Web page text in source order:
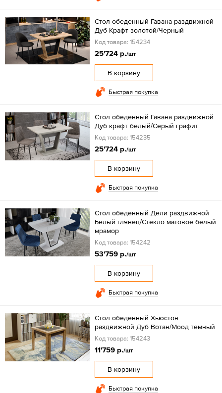
Стол обеденный Гавана раздвижной
Дуб Крафт золотой/Черный
Код товара: 154234
25'724 р./шт
В корзину
Быстрая покупка
Стол обеденный Гавана раздвижной
Дуб крафт белый/Серый графит
Код товара: 154235
25'724 р./шт
В корзину
Быстрая покупка
Стол обеденный Дели раздвижной
Белый глянец/Стекло матовое белый
мрамор
Код товара: 154242
53'759 р./шт
В корзину
Быстрая покупка
Стол обеденный Хьюстон
раздвижной Дуб Вотан/Моод темный
Код товара: 154243
11'759 р./шт
В корзину
Быстрая покупка